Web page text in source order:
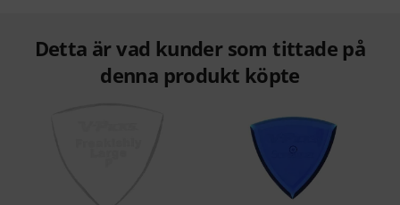
Detta är vad kunder som tittade på
denna produkt köpte